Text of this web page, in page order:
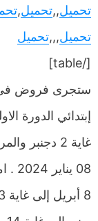
تحميل,,تحميل,
تحميل,,,تحميل
[/table]
ستجرى فروض في
08